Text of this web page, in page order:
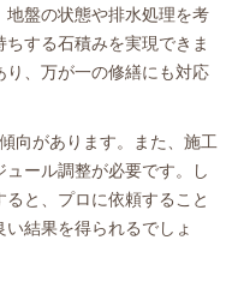
地盤の状態や排水処理を考
する石積みを実現できま
、万が一の修繕にも対応
向があります。また、施工
ール調整が必要です。し
と、プロに依頼すること
結果を得られるでしょ